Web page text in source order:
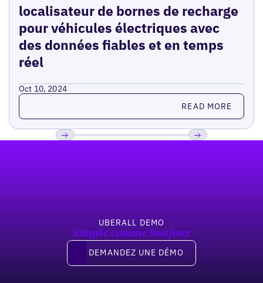
localisateur de bornes de recharge
pour véhicules électriques avec
des données fiables et en temps
réel
Oct 10, 2024
Read more READ MORE
UBERALL DEMO
Simple comme bonjour
Demandez une démo
DEMANDEZ UNE DÉMO